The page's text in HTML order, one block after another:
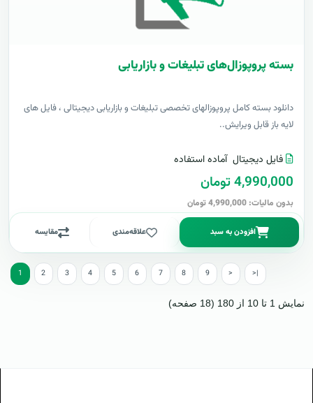
بسته پروپوزال‌های تبلیغات و بازاریابی
دانلود بسته کامل پروپوزالهای تخصصی تبلیغات و بازاریابی دیجیتالی ، فایل های
لایه باز قابل ویرایش..
فایل دیجیتال آماده استفاده
4,990,000 تومان
بدون مالیات: 4,990,000 تومان
افزودن به سبد علاقه‌مندی مقایسه
1 2 3 4 5 6 7 8 9 > >|
نمایش 1 تا 10 از 180 (18 صفحه)